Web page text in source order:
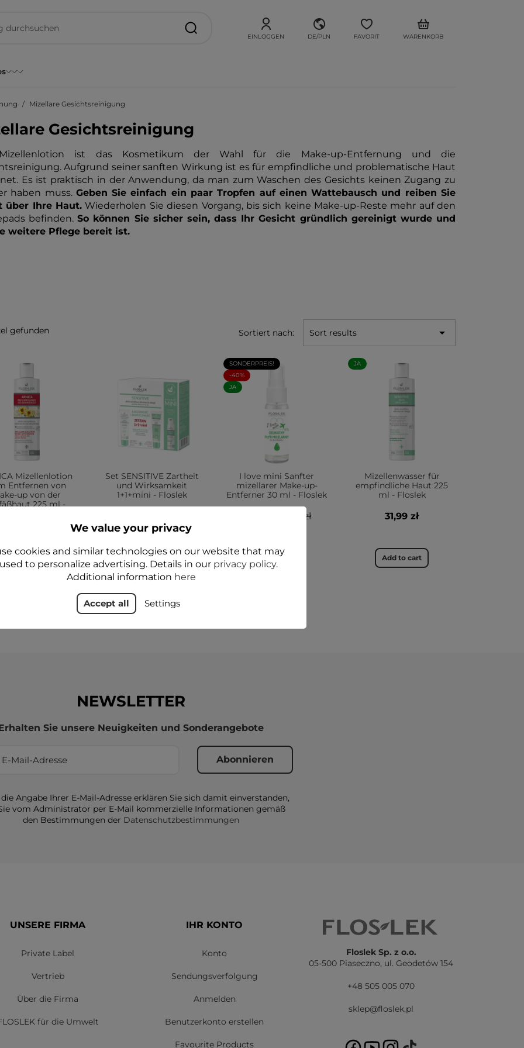
EINLOGGEN DE/PLN FAVORIT WARENKORB
Mizellare Gesichtsreinigung
Gesichtsreinigung
ist das Kosmetikum der Wahl für die Make-up-Entfernung und die
Aufgrund seiner sanften Wirkung ist es für empfindliche und problematische Haut
Es ist praktisch in der Anwendung, da man zum Waschen des Gesichts keinen Zugang zu
haben muss. Geben Sie einfach ein paar Tropfen auf einen Wattebausch und reiben Sie
über Ihre Haut. Wiederholen Sie diesen Vorgang, bis sich keine Make-up-Reste mehr auf den
befinden.So können Sie sicher sein, dass Ihr Gesicht gründlich gereinigt wurde und
weitere Pflege bereit ist.
gefunden Sortiert nach: Sort results 
Mizellenlotion
Entfernen von
up von der
225 ml -
Set SENSITIVE Zartheit
und Wirksamkeit
1+1+mini - Floslek
Add to cart
SONDERPREIS!
-40%
JA
I love mini Sanfter
mizellarer Make-up-
Entferner 30 ml - Floslek
9,99 zł
Add to cart
JA
Mizellenwasser für
empfindliche Haut 225
ml - Floslek
31,99 zł
Add to cart
NEWSLETTER
Sie unsere Neuigkeiten und Sonderangebote
Angabe Ihrer E-Mail-Adresse erklären Sie sich damit einverstanden,
vom Administrator per E-Mail kommerzielle Informationen gemäß
den Bestimmungen der Datenschutzbestimmungen
UNSERE FIRMA
Private Label
Vertrieb
Über die Firma
für die Umwelt
IHR KONTO
Konto
Sendungsverfolgung
Anmelden
Benutzerkonto erstellen
Favourite Products
Floslek Sp. z o.o.
05-500 Piaseczno, ul. Geodetów 154
+48 505 005 070
sklep@floslek.pl
We value your privacy
cookies and similar technologies on our website that may
to personalize advertising. Details in our privacy policy.
Additional information here
Accept all Settings